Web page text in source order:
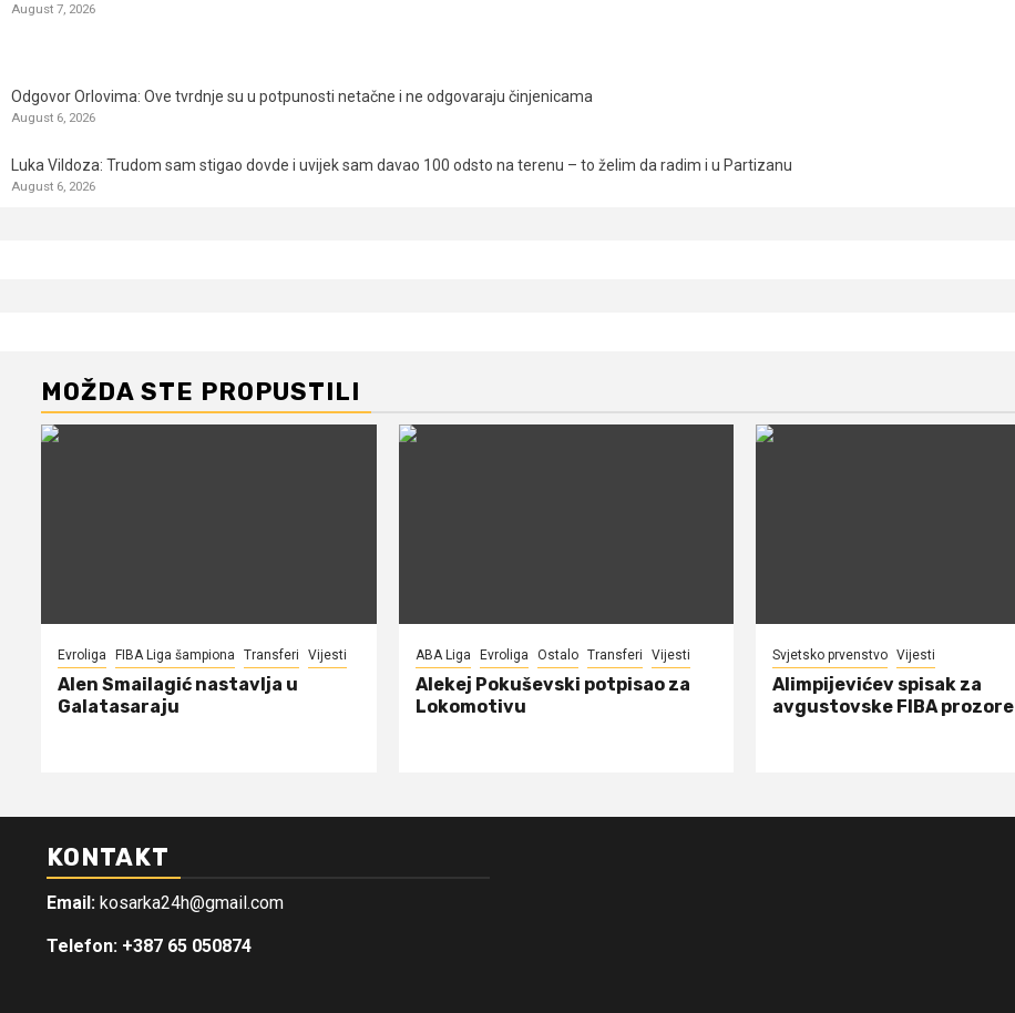
August 7, 2026
Odgovor Orlovima: ​Ove tvrdnje su u potpunosti netačne i ne odgovaraju činjenicama
August 6, 2026
Luka Vildoza: Trudom sam stigao dovde i uvijek sam davao 100 odsto na terenu – to želim da radim i u Partizanu
August 6, 2026
MOŽDA STE PROPUSTILI
Evroliga FIBA Liga šampiona Transferi Vijesti
Alen Smailagić nastavlja u
Galatasaraju
ABA Liga Evroliga Ostalo Transferi Vijesti
Alekej Pokuševski potpisao za
Lokomotivu
Svjetsko prvenstvo Vijesti
Alimpijevićev spisak za
avgustovske FIBA prozore
KONTAKT
Email: kosarka24h@gmail.com
Telefon: +387 65 050874